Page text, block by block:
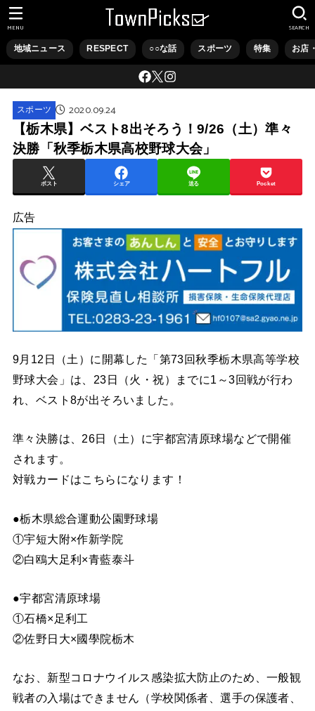
地域ニュース RESPECT ○○な話 スポーツ 特集 お店
SEARCH
MENU
スポーツ 2020.09.24
【栃木県】ベスト8出そろう！9/26（土）準々
決勝「秋季栃木県高校野球大会」
ポスト シェア 送る Pocket
広告
9月12日（土）に開幕した「第73回秋季栃木県高等学校
野球大会」は、23日（火・祝）までに1～3回戦が行わ
れ、ベスト8が出そろいました。
準々決勝は、26日（土）に宇都宮清原球場などで開催
されます。
対戦カードはこちらになります！
●栃木県総合運動公園野球場
①宇短大附×作新学院
②白鴎大足利×青藍泰斗
●宇都宮清原球場
①石橋×足利工
②佐野日大×國學院栃木
なお、新型コロナウイルス感染拡大防止のため、一般観
戦者の入場はできません（学校関係者、選手の保護者、